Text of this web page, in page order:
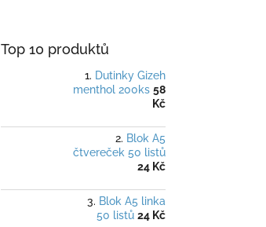
Top 10 produktů
Dutinky Gizeh
menthol 200ks 58
Kč
Blok A5
čtvereček 50 listů
24 Kč
Blok A5 linka
50 listů 24 Kč